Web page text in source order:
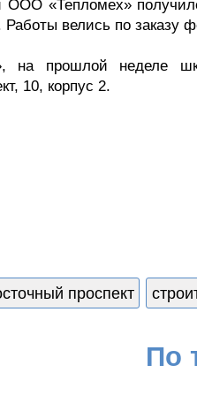
ООО «Тепломех»
велись по заказу
на прошлой неделе
10, корпус 2.
проспект
По